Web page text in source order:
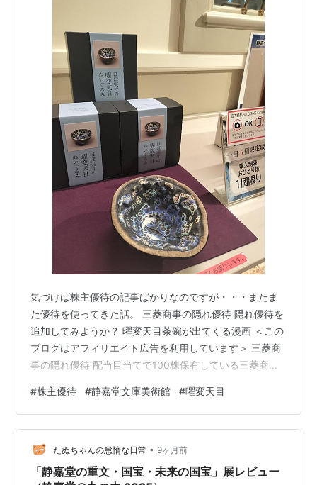
気づけば株主優待の記事ばかりなのですが・・・またま
た優待を使ってきた話。 三菱商事の隠れ優待 隠れ優待を
追加してみようか？ 曜変天目茶碗が出てくる漫画 ＜この
ブログはアフィリエイト広告を利用しています＞ 三菱商
事の隠れ優待 配当目当てで100株保有している三菱商
所謂”隠れ優待”として丸の内にある、静嘉堂文庫美術館の
チケットが送られてきていました。 こちらは、1株でも保
有していれば貰えるようです。 この美術館で有名なの
は、国宝の曜変天目茶碗。 「器の中に宇宙が見える」、
世界に3つしか残存していないというなんかすごいヤツ。
#株主優待 #静嘉堂文庫美術館 #曜変天目
たぬちゃんの怠惰な日常 • 9ヶ月前
「静嘉堂の重文・国宝・未来の国宝」展レビュー